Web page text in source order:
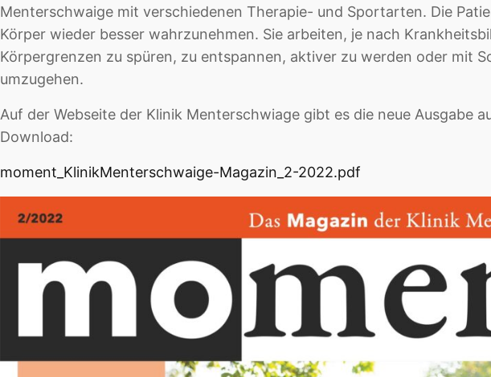
Menterschwaige mit verschiedenen Therapie- und Sportarten. Die
Körper wieder besser wahrzunehmen. Sie arbeiten, je nach
Körpergrenzen zu spüren, zu entspannen, aktiver zu werden oder mit
umzugehen.
Auf der Webseite der Klinik Menterschwiage gibt es die neue Ausgabe
Download:
moment_KlinikMenterschwaige-Magazin_2-2022.pdf